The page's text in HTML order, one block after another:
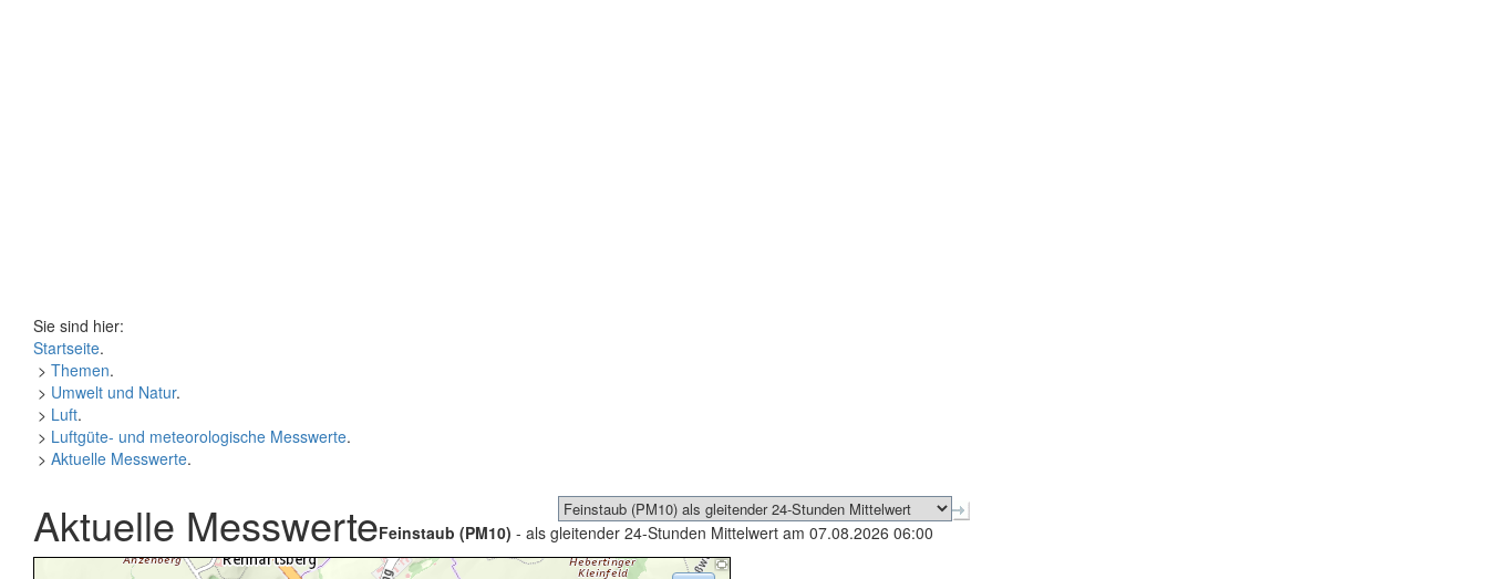
Sie sind hier:
Startseite.
> Themen.
> Umwelt und Natur.
> Luft.
> Luftgüte- und meteorologische Messwerte.
> Aktuelle Messwerte.
Aktuelle MesswerteFeinstaub (PM10) - als gleitender 24-Stunden Mittelwert am 07.08.2026 06:00